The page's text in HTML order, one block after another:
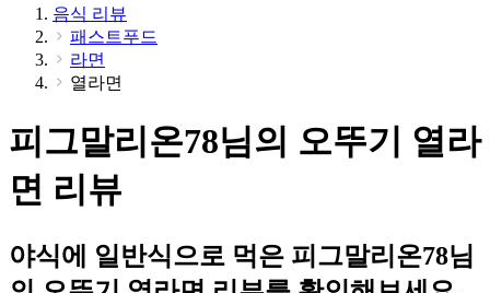
음식 리뷰
패스트푸드
라면
열라면
피그말리온78님의 오뚜기 열라
면 리뷰
야식에 일반식으로 먹은 피그말리온78님